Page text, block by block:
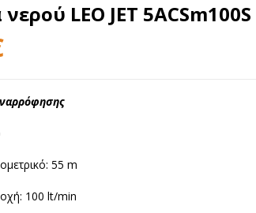
LEO JET 5ACSm100S
55 m
100 lt/min